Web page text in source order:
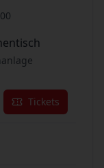
Tickets